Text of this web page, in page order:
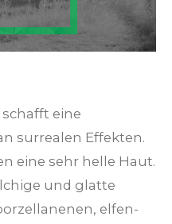
eine
surrealen Effekten.
eine sehr helle Haut.
und glatte
elfen-